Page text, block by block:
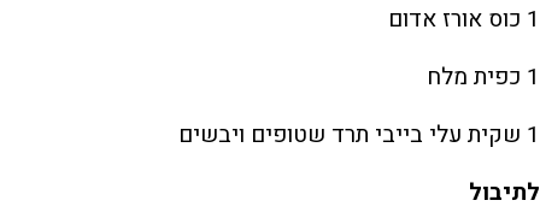
1 כוס אורז אדום
1 כפית מלח
1 שקית עלי בייבי תרד שטופים ויבשים
לתיבול